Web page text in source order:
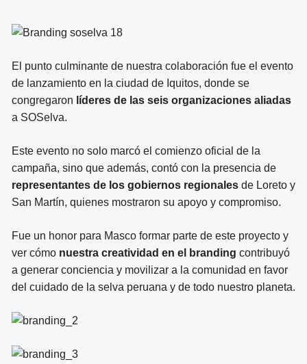
El punto culminante de nuestra colaboración fue el evento
de lanzamiento en la ciudad de Iquitos, donde se
congregaron líderes de las seis organizaciones aliadas
a SOSelva.
Este evento no solo marcó el comienzo oficial de la
campaña, sino que además, contó con la presencia de
representantes de los gobiernos regionales de Loreto y
San Martín, quienes mostraron su apoyo y compromiso.
Fue un honor para Masco formar parte de este proyecto y
ver cómo nuestra creatividad en el branding contribuyó
a generar conciencia y movilizar a la comunidad en favor
del cuidado de la selva peruana y de todo nuestro planeta.